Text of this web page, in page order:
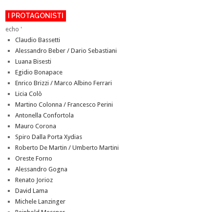
I PROTAGONISTI
echo '
Claudio Bassetti
Alessandro Beber / Dario Sebastiani
Luana Bisesti
Egidio Bonapace
Enrico Brizzi / Marco Albino Ferrari
Licia Colò
Martino Colonna / Francesco Perini
Antonella Confortola
Mauro Corona
Spiro Dalla Porta Xydias
Roberto De Martin / Umberto Martini
Oreste Forno
Alessandro Gogna
Renato Jorioz
David Lama
Michele Lanzinger